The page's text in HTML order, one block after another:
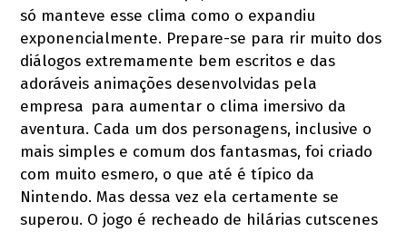
só manteve esse clima como o expandiu
exponencialmente. Prepare-se para rir muito dos
diálogos extremamente bem escritos e das
adoráveis animações desenvolvidas pela
empresa para aumentar o clima imersivo da
aventura. Cada um dos personagens, inclusive o
mais simples e comum dos fantasmas, foi criado
com muito esmero, o que até é típico da
Nintendo. Mas dessa vez ela certamente se
superou. O jogo é recheado de hilárias cutscenes